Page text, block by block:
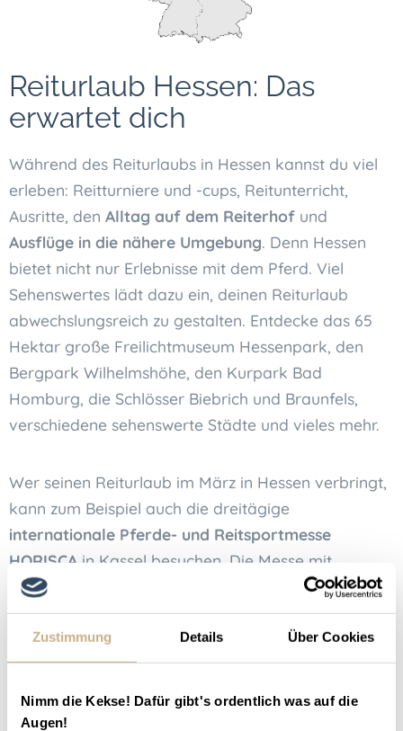
Zustimmung Details Über Cookies
Nimm die Kekse! Dafür gibt's ordentlich was auf die
Augen!
Reiturlaub Hessen: Das
erwartet dich
Während des Reiturlaubs in Hessen kannst du viel
erleben: Reitturniere und -cups, Reitunterricht,
Ausritte, den Alltag auf dem Reiterhof und
Ausflüge in die nähere Umgebung. Denn Hessen
bietet nicht nur Erlebnisse mit dem Pferd. Viel
Sehenswertes lädt dazu ein, deinen Reiturlaub
abwechslungsreich zu gestalten. Entdecke das 65
Hektar große Freilichtmuseum Hessenpark, den
Bergpark Wilhelmshöhe, den Kurpark Bad
Homburg, die Schlösser Biebrich und Braunfels,
verschiedene sehenswerte Städte und vieles mehr.
Wer seinen Reiturlaub im März in Hessen verbringt,
kann zum Beispiel auch die dreitägige
internationale Pferde- und Reitsportmesse
HORISCA in Kassel besuchen. Die Messe mit
nationalen und internationalen Ausstellern bietet ein
umfangreiches Verkaufsangebot, ein vielfältiges
Tagesprogramm sowie eine Seminarreihe. Profis,
Hobbyreiter und pferdebegeisterte Familien – auf
Erfahre jetzt noch mehr über die